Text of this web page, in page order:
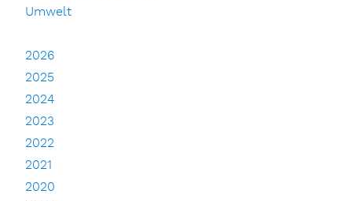
Umwelt
2026
2025
2024
2023
2022
2021
2020